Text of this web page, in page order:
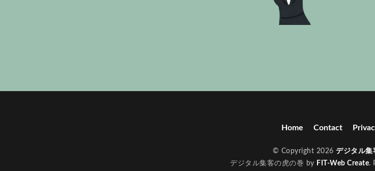
Home Contact
© Copyright 2026 デジタル集
デジタル集客の虎の巻 by FIT-Web Create.